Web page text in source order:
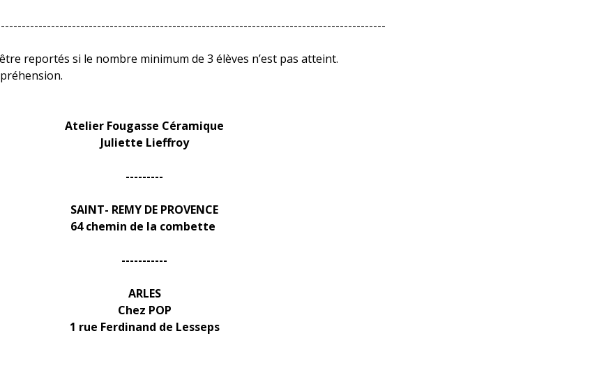
reportés si le nombre minimum de 3 élèves n’est pas atteint.
Atelier Fougasse Céramique
Juliette Lieffroy
---------
SAINT- REMY DE PROVENCE
64 chemin de la combette
-----------
ARLES
Chez POP
1 rue Ferdinand de Lesseps